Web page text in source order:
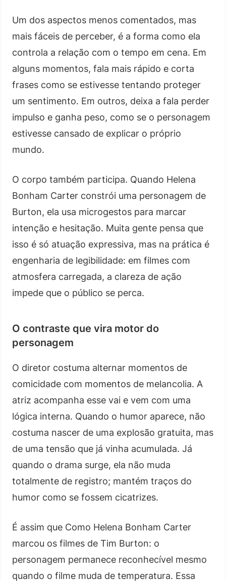
Um dos aspectos menos comentados, mas
mais fáceis de perceber, é a forma como ela
controla a relação com o tempo em cena. Em
alguns momentos, fala mais rápido e corta
frases como se estivesse tentando proteger
um sentimento. Em outros, deixa a fala perder
impulso e ganha peso, como se o personagem
estivesse cansado de explicar o próprio
mundo.
O corpo também participa. Quando Helena
Bonham Carter constrói uma personagem de
Burton, ela usa microgestos para marcar
intenção e hesitação. Muita gente pensa que
isso é só atuação expressiva, mas na prática é
engenharia de legibilidade: em filmes com
atmosfera carregada, a clareza de ação
impede que o público se perca.
O contraste que vira motor do
personagem
O diretor costuma alternar momentos de
comicidade com momentos de melancolia. A
atriz acompanha esse vai e vem com uma
lógica interna. Quando o humor aparece, não
costuma nascer de uma explosão gratuita, mas
de uma tensão que já vinha acumulada. Já
quando o drama surge, ela não muda
totalmente de registro; mantém traços do
humor como se fossem cicatrizes.
É assim que Como Helena Bonham Carter
marcou os filmes de Tim Burton: o
personagem permanece reconhecível mesmo
quando o filme muda de temperatura. Essa